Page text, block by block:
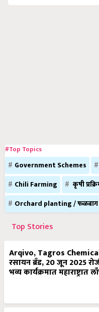
#Top Topics
Government Schemes
Chili Farming
कृषी
Orchard planting / फळबाग
Top Stories
Arqivo, Tagros
रसायन ब्रँड, 20 जून 2025
भव्य कार्यक्रमात